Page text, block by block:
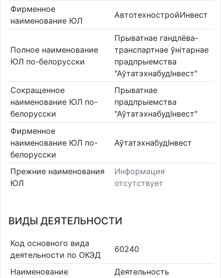
Фирменное
наименование ЮЛ
АвтотехностройИнвест
Полное наименование
ЮЛ по-белорусски
Прыватнае гандлёва-
транспартнае ўнітарнае
прадпрыемства
"АўтатэхнабудІнвест"
Сокращенное
наименование ЮЛ по-
белорусски
Прыватнае
прадпрыемства
"АўтатэхнабудІнвест"
Фирменное
наименование ЮЛ по-
белорусски
АўтатэхнабудІнвест
Прежние наименования
ЮЛ
Информация
отсутствует
ВИДЫ ДЕЯТЕЛЬНОСТИ
Код основного вида
деятельности по ОКЭД
60240
Наименование
Деятельность